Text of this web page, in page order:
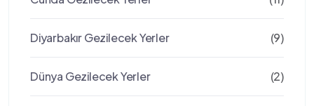
Diyarbakır Gezilecek Yerler (9)
Dünya Gezilecek Yerler (2)